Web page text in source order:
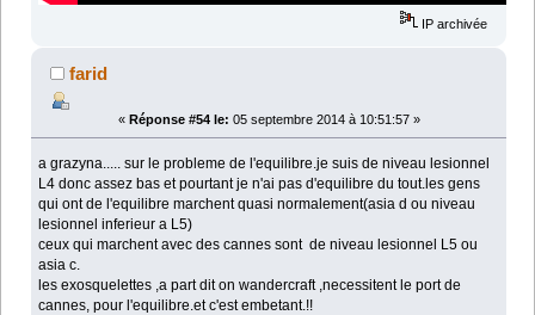
IP archivée
farid
« Réponse #54 le: 05 septembre 2014 à 10:51:57 »
a grazyna..... sur le probleme de l'equilibre.je suis de niveau lesionnel
L4 donc assez bas et pourtant je n'ai pas d'equilibre du tout.les gens
qui ont de l'equilibre marchent quasi normalement(asia d ou niveau
lesionnel inferieur a L5)
ceux qui marchent avec des cannes sont de niveau lesionnel L5 ou
asia c.
les exosquelettes ,a part dit on wandercraft ,necessitent le port de
cannes, pour l'equilibre.et c'est embetant.!!